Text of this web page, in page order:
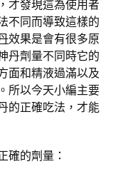
才發現這為使用者
不同而導致這樣的
效果是會有很多原
丹劑量不同時它的
面和精液過滿以及
所以今天小編主要
的正確吃法，才能
確的劑量：